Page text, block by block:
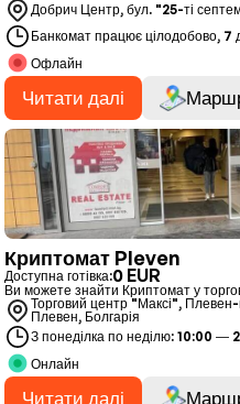
Добрич Центр, бул. "25-ті
Банкомат працює цілодобово, 7
Офлайн
Читати далі
Криптомат Pleven
Доступна готівка:0 EUR
Ви можете знайти Криптомат у
Торговий центр "Максі",
Плевен, Болгарія
З понеділка по неділю: 10:00 —
Онлайн
Читати далі